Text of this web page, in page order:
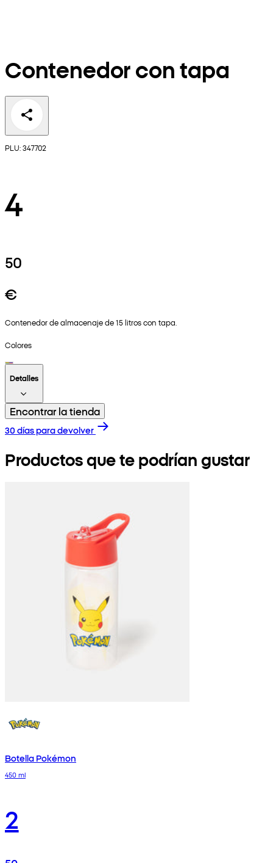
Contenedor con tapa
PLU: 347702
4
50
€
Contenedor de almacenaje de 15 litros con tapa.
Colores
Detalles
Encontrar la tienda
30 días para devolver
Productos que te podrían gustar
Botella Pokémon
450 ml
2